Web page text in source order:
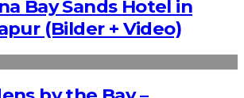
Bay Sands Hotel in
(Bilder + Video)